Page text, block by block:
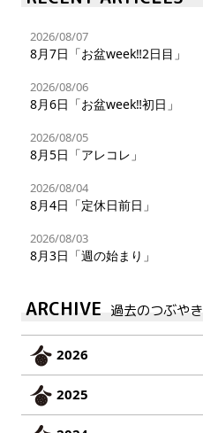
2026/08/07
8月7日「お盆week‼︎2日目」
2026/08/06
8月6日「お盆week‼︎初日」
2026/08/05
8月5日「アレコレ」
2026/08/04
8月4日「定休日前日」
2026/08/03
8月3日「週の始まり」
ARCHIVE 過去のつぶやき
2026
2025